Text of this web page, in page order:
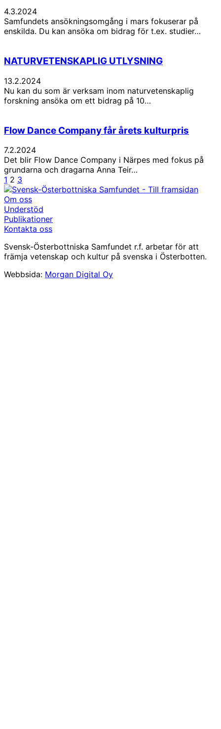
4.3.2024
Samfundets ansökningsomgång i mars fokuserar på
enskilda. Du kan ansöka om bidrag för t.ex. studier…
NATURVETENSKAPLIG UTLYSNING
13.2.2024
Nu kan du som är verksam inom naturvetenskaplig
forskning ansöka om ett bidrag på 10…
Flow Dance Company får årets kulturpris
7.2.2024
Det blir Flow Dance Company i Närpes med fokus på
grundarna och dragarna Anna Teir…
Föregående
sida
Sida
1 Sida
2 Sida
3
sida
Om oss
Understöd
Publikationer
Kontakta oss
Svensk-Österbottniska Samfundet r.f. arbetar för att
främja vetenskap och kultur på svenska i Österbotten.
Webbsida: Morgan Digital Oy